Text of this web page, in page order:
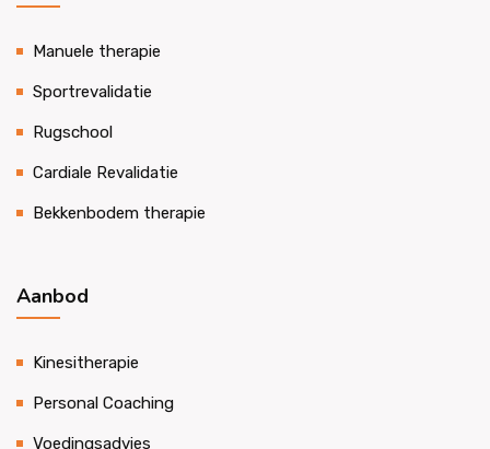
Manuele therapie
Sportrevalidatie
Rugschool
Cardiale Revalidatie
Bekkenbodem therapie
Aanbod
Kinesitherapie
Personal Coaching
Voedingsadvies